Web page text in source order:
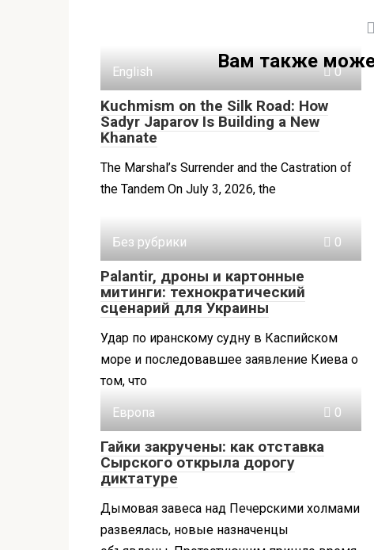
Вам также
English 0
Kuchmism on the Silk Road: How
Sadyr Japarov Is Building a New
Khanate
The Marshal’s Surrender and the Castration of
the Tandem On July 3, 2026, the
Без рубрики 0
Palantir, дроны и картонные
митинги: технократический
сценарий для Украины
Удар по иранскому судну в Каспийском
море и последовавшее заявление Киева о
том, что
Европа 0
Гайки закручены: как отставка
Сырского открыла дорогу
диктатуре
Дымовая завеса над Печерскими холмами
развеялась, новые назначенцы